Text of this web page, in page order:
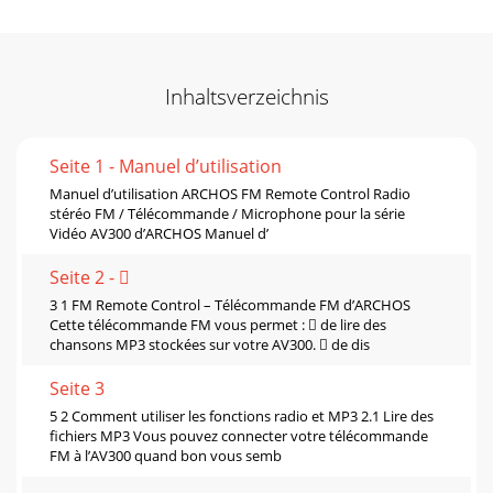
Inhaltsverzeichnis
Seite 1 - Manuel d’utilisation
Manuel d’utilisation ARCHOS FM Remote Control Radio
stéréo FM / Télécommande / Microphone pour la série
Vidéo AV300 d’ARCHOS Manuel d’
Seite 2 - 
3 1 FM Remote Control – Télécommande FM d’ARCHOS
Cette télécommande FM vous permet :  de lire des
chansons MP3 stockées sur votre AV300.  de dis
Seite 3
5 2 Comment utiliser les fonctions radio et MP3 2.1 Lire des
fichiers MP3 Vous pouvez connecter votre télécommande
FM à l’AV300 quand bon vous semb